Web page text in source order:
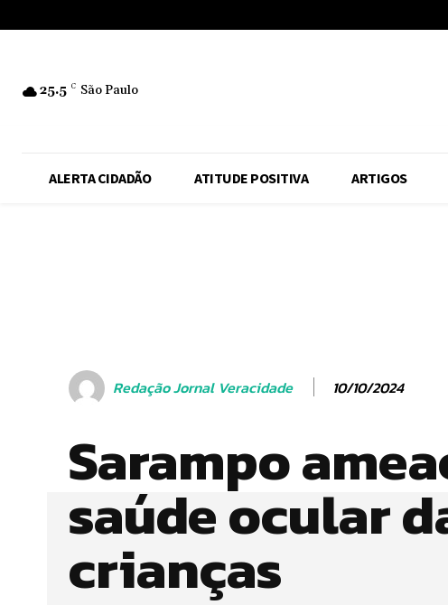
25.5 C São Paulo
ALERTA CIDADÃO ATITUDE POSITIVA ARTIGOS
Redação Jornal Veracidade 10/10/2024
Sarampo
saúde ocular
crianças